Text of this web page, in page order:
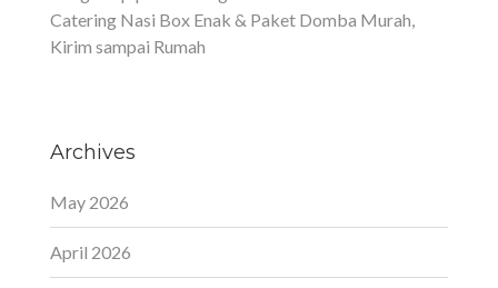
Catering Nasi Box Enak & Paket Domba Murah,
Kirim sampai Rumah
Archives
May 2026
April 2026